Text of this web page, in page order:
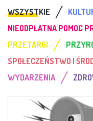
WSZYSTKIE /
NIEODPŁATNA POMOC
PRZETARGI /
SPOŁECZEŃSTWO I
WYDARZENIA /